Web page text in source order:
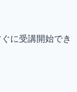
に受講開始でき